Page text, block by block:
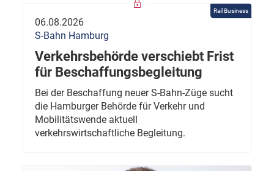
Rail Business
06.08.2026
S-Bahn Hamburg
Verkehrsbehörde verschiebt Frist
für Beschaffungsbegleitung
Bei der Beschaffung neuer S-Bahn-Züge sucht
die Hamburger Behörde für Verkehr und
Mobilitätswende aktuell
verkehrswirtschaftliche Begleitung.